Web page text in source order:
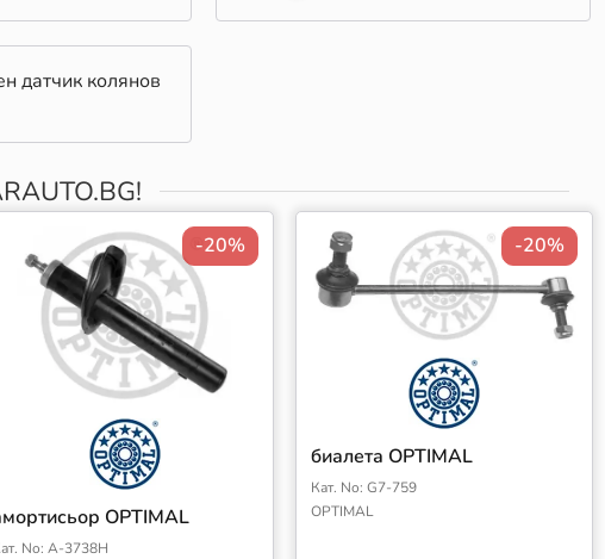
датчик колянов
-20%
OPTIMAL
No: A-3738H
-20%
биалета OPTIMAL
Кат. No: G7-759
OPTIMAL